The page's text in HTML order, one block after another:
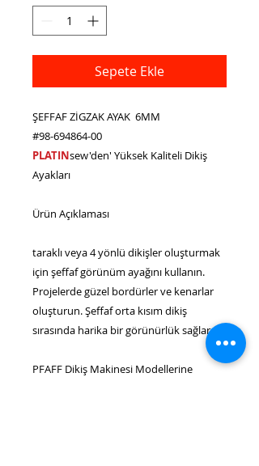
Sepete Ekle
ŞEFFAF ZİGZAK AYAK 6MM
#98-694864-00
PLATINsew'den' Yüksek Kaliteli Dikiş
Ayakları
Ürün Açıklaması
taraklı veya 4 yönlü dikişler oluşturmak
için şeffaf görünüm ayağını kullanın.
Projelerde güzel bordürler ve kenarlar
oluşturun. Şeffaf orta kısım dikiş
sırasında harika bir görünürlük sağlar.
PFAFF Dikiş Makinesi Modellerine